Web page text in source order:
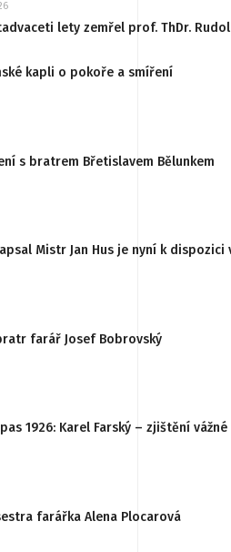
lety zemřel prof. ThDr.
kapli o pokoře a smíření
s bratrem Břetislavem Bělunkem
Mistr Jan Hus je nyní k
farář Josef Bobrovský
1926: Karel Farský – zjištění
farářka Alena Plocarová